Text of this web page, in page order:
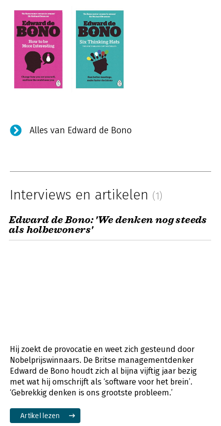
Alles van Edward de Bono
Interviews en artikelen (1)
Edward de Bono: 'We denken nog steeds
als holbewoners'
Hij zoekt de provocatie en weet zich gesteund door
Nobelprijswinnaars. De Britse managementdenker
Edward de Bono houdt zich al bijna vijftig jaar bezig
met wat hij omschrijft als ‘software voor het brein’.
‘Gebrekkig denken is ons grootste probleem.’
Artikel lezen